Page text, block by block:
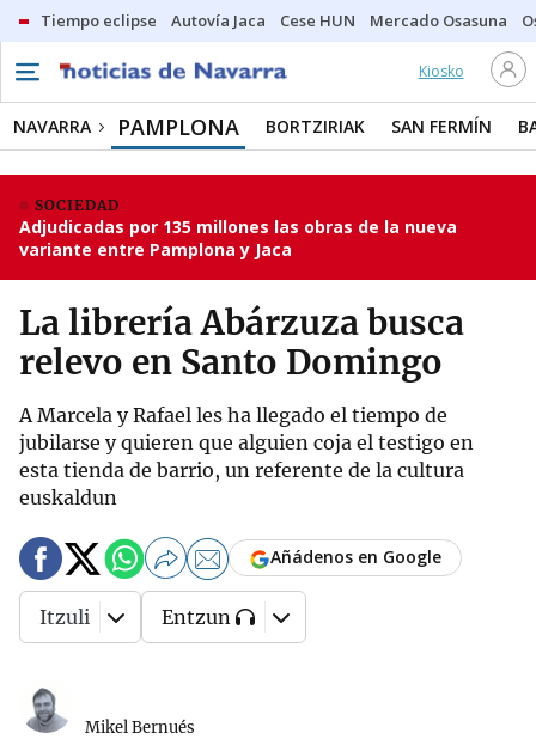
Tiempo eclipse Autovía Jaca Cese HUN Mercado Osasuna
Kiosko
NAVARRA PAMPLONA BORTZIRIAK SAN FERMÍN
SOCIEDAD
Adjudicadas por 135 millones las obras de la nueva
variante entre Pamplona y Jaca
La librería Abárzuza busca
relevo en Santo Domingo
A Marcela y Rafael les ha llegado el tiempo de
jubilarse y quieren que alguien coja el testigo en
esta tienda de barrio, un referente de la cultura
euskaldun
Mikel Bernués
Añádenos en Google
Itzuli Entzun